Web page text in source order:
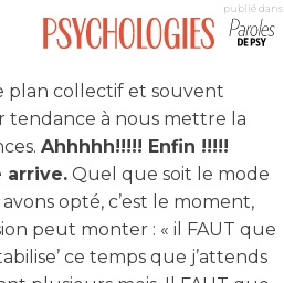
publié dans
plan collectif et souvent
tendance à nous mettre la
Ahhhhh!!!!! Enfin !!!!!
arrive. Quel que soit le mode
opté, c’est le moment,
peut monter : « il FAUT que
ce temps que j’attends